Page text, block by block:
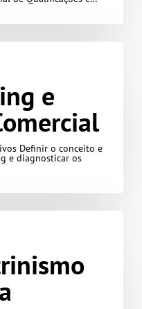
e
Definir o conceito e
e diagnosticar os